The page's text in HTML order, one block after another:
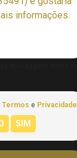
Termos e Privacidade